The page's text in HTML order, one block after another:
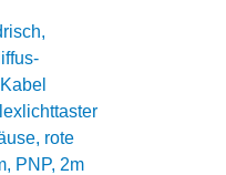
rote
PNP, 2m